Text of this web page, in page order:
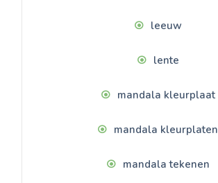
leeuw
lente
mandala kleurplaat
mandala kleurplaten
mandala tekenen